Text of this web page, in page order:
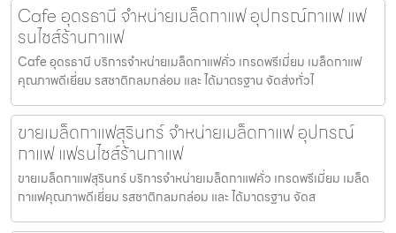
Cafe อุดรธานี จำหน่ายเมล็ดกาแฟ อุปกรณ์กาแฟ แฟ
รนไชส์ร้านกาแฟ
Cafe อุดรธานี บริการจำหน่ายเมล็ดกาแฟคั่ว เกรดพรีเมี่ยม เมล็ดกาแฟ
คุณภาพดีเยี่ยม รสชาติกลมกล่อม และ ได้มาตรฐาน จัดส่งทั่วไ
ขายเมล็ดกาแฟสุรินทร์ จำหน่ายเมล็ดกาแฟ อุปกรณ์
กาแฟ แฟรนไชส์ร้านกาแฟ
ขายเมล็ดกาแฟสุรินทร์ บริการจำหน่ายเมล็ดกาแฟคั่ว เกรดพรีเมี่ยม เมล็ด
กาแฟคุณภาพดีเยี่ยม รสชาติกลมกล่อม และ ได้มาตรฐาน จัดส